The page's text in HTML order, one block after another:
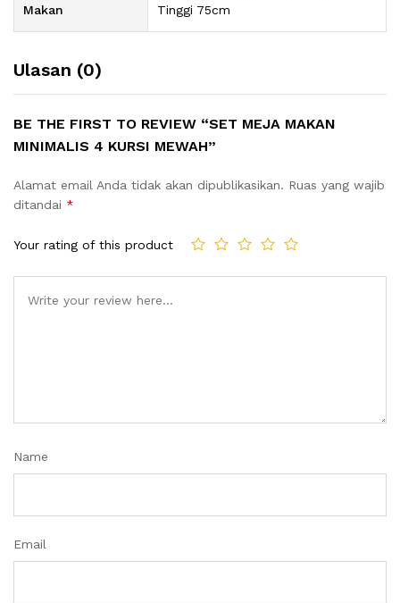
Makan
Tinggi 75cm
Ulasan (0)
BE THE FIRST TO REVIEW “SET MEJA MAKAN
MINIMALIS 4 KURSI MEWAH”
Alamat email Anda tidak akan dipublikasikan. Ruas yang wajib
ditandai *
Your rating of this product
Name
Email